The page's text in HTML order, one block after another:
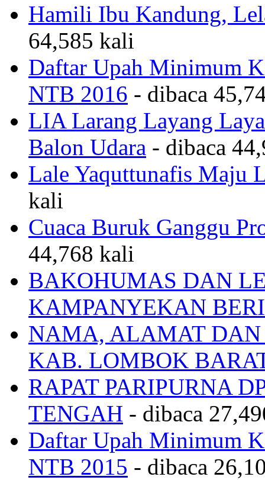
Hamili Ibu Kandung,
64,585 kali
Daftar Upah Minimum
NTB 2016 - dibaca
LIA Larang Layang
Balon Udara - dibaca
Lale Yaquttunafis Maju
kali
Cuaca Buruk Ganggu
44,768 kali
BAKOHUMAS DAN
KAMPANYEKAN
NAMA, ALAMAT DAN
KAB. LOMBOK
RAPAT PARIPURNA
TENGAH - dibaca
Daftar Upah Minimum
NTB 2015 - dibaca